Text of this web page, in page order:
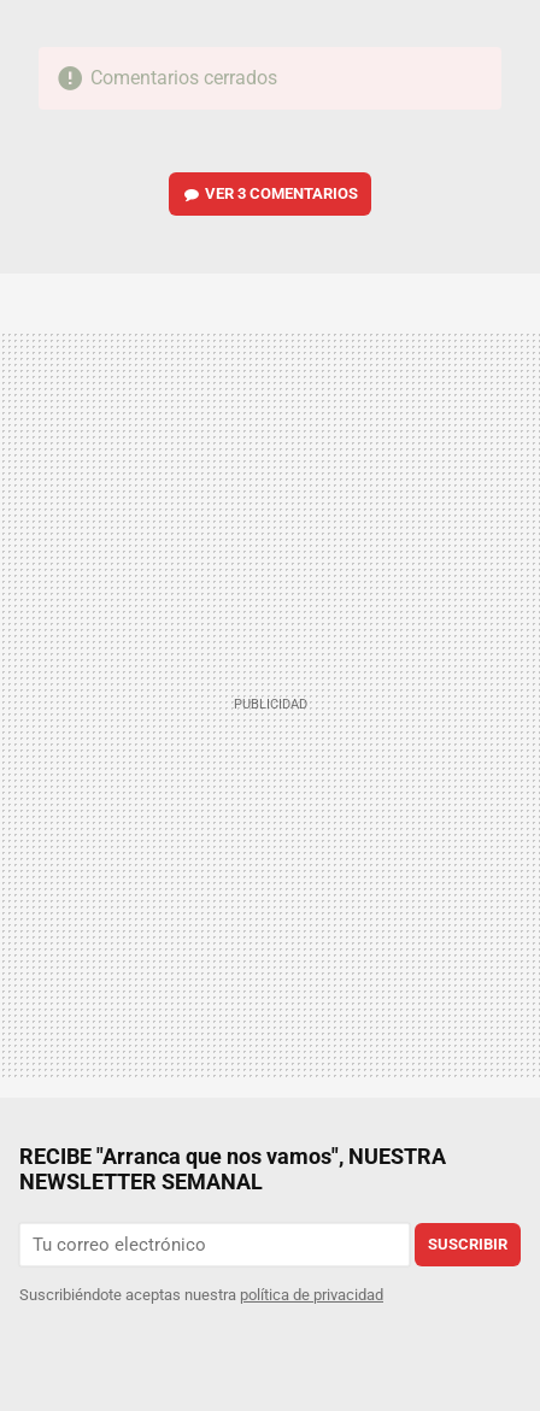
Comentarios cerrados
VER3 COMENTARIOS
RECIBE "Arranca que nos vamos", NUESTRA
NEWSLETTER SEMANAL
SUSCRIBIR
Suscribiéndote aceptas nuestra política de privacidad